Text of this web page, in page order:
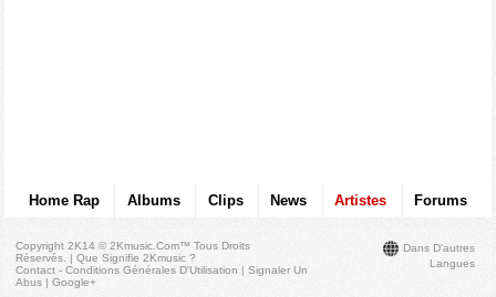
Home Rap Albums Clips News Artistes Forums
Dans D'autres
Langues
Copyright 2K14 © 2Kmusic.com™Tous Droits
Réservés . |Que Signifie 2Kmusic ?
Contact - Conditions Générales D'Utilisation |Signaler Un
Abus |Google+